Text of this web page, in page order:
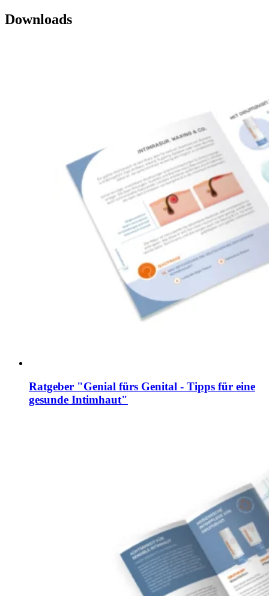
Downloads
Ratgeber "Genial fürs Genital - Tipps für eine
gesunde Intimhaut"